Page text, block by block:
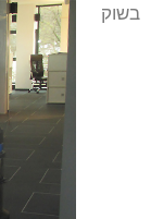
בשוק